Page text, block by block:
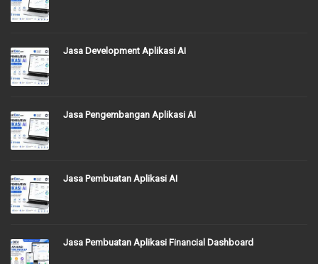
Jasa Development Aplikasi AI
Jasa Pengembangan Aplikasi AI
Jasa Pembuatan Aplikasi AI
Jasa Pembuatan Aplikasi Financial Dashboard